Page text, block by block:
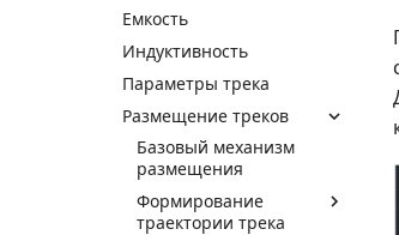
Емкость
Индуктивность
Параметры трека
Размещение треков
Базовый механизм
размещения
Формирование
траектории трека